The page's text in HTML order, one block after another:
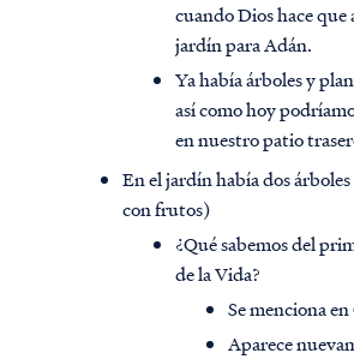
cuando Dios hace que
jardín para Adán.
Ya había árboles y
así como hoy
en nuestro patio
En el jardín había dos
con frutos)
¿Qué sabemos del
de la Vida?
Se menciona
Aparece